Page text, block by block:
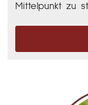
Mittelpunkt zu